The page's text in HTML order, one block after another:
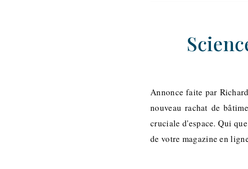
Annonce faite par
nouveau rachat de
cruciale d'espace. Qui
de votre magazine en